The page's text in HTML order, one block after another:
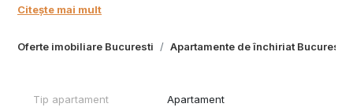
Oferte imobiliare Bucuresti Apartamente de închiriat Bucuresti
* bucătărie utilată
* spații de depozitare
Citește mai mult
Tip apartament Apartament